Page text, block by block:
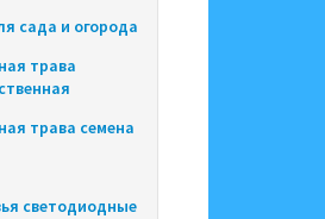
сада и огорода
трава
трава семена
светодиодные